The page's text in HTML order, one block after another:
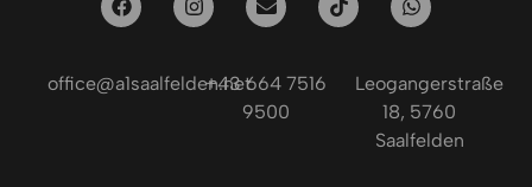
office@a1saalfelden.net+43 664 7516
9500
Leogangerstraße
18, 5760
Saalfelden